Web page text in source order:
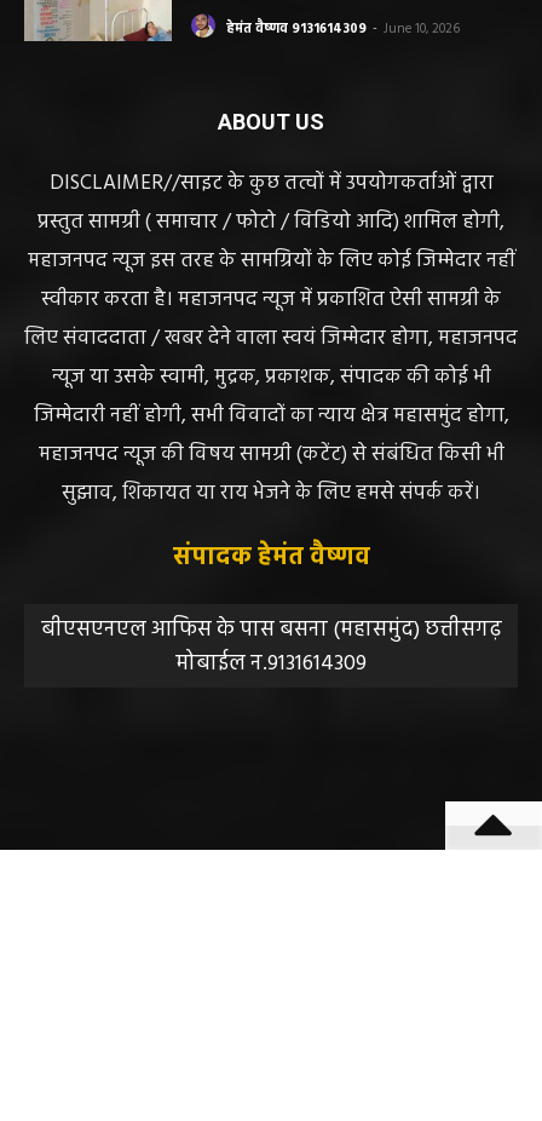
हेमंत वैष्णव 9131614309 June 10, 2026
ABOUT US
DISCLAIMER//साइट के कुछ तत्वों में उपयोगकर्ताओं द्वारा
प्रस्तुत सामग्री ( समाचार / फोटो / विडियो आदि) शामिल होगी,
महाजनपद न्यूज इस तरह के सामग्रियों के लिए कोई जिम्मेदार नहीं
स्वीकार करता है। महाजनपद न्यूज में प्रकाशित ऐसी सामग्री के
लिए संवाददाता / खबर देने वाला स्वयं जिम्मेदार होगा, महाजनपद
न्यूज या उसके स्वामी, मुद्रक, प्रकाशक, संपादक की कोई भी
जिम्मेदारी नहीं होगी, सभी विवादों का न्याय क्षेत्र महासमुंद होगा,
महाजनपद न्यूज की विषय सामग्री (कटेंट) से संबंधित किसी भी
सुझाव, शिकायत या राय भेजने के लिए हमसे संपर्क करें।
संपादक हेमंत वैष्णव
बीएसएनएल आफिस के पास बसना (महासमुंद) छत्तीसगढ़
मोबाईल न.9131614309